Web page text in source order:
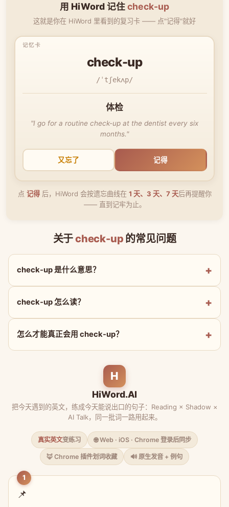
用 HiWord 记住check-up
这就是你在 HiWord 里看到的复习卡 —— 点"记得"就好
check-up
/ˈtʃekʌp/
体检
"I go for a routine check-up at the dentist every six
months."
又忘了 记得
点 记得后，HiWord 会按遗忘曲线在 1 天、3 天、7 天后再提醒你
—— 直到记牢为止。
关于check-up 的常见问题
check-up 是什么意思？
check-up 怎么读？
怎么才能真正会用 check-up？
H
HiWord.AI
把今天遇到的英文，练成今天能说出口的句子：Reading × Shadow ×
AI Talk，同一批词一路用起来。
真实英文变练习 🌐 Web · iOS · Chrome 登录后同步
🦊 Chrome 插件划词收藏 🔊 原生发音 + 例句
1
📌